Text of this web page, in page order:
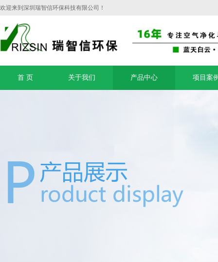
欢迎来到深圳瑞智信环保科技有限公司！
首 页 关于我们 产品中心 项目案